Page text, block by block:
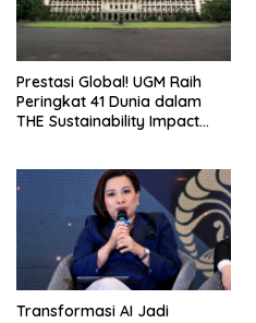
Prestasi Global! UGM Raih
Peringkat 41 Dunia dalam
THE Sustainability Impact
Transformasi AI Jadi